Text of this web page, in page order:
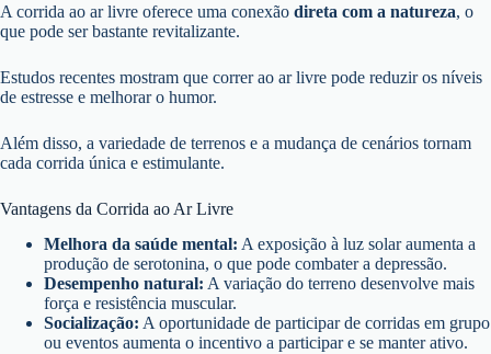
A corrida ao ar livre oferece uma conexão direta com a natureza, o
que pode ser bastante revitalizante.
Estudos recentes mostram que correr ao ar livre pode reduzir os níveis
de estresse e melhorar o humor.
Além disso, a variedade de terrenos e a mudança de cenários tornam
cada corrida única e estimulante.
Vantagens da Corrida ao Ar Livre
Melhora da saúde mental: A exposição à luz solar aumenta a
produção de serotonina, o que pode combater a depressão.
Desempenho natural: A variação do terreno desenvolve mais
força e resistência muscular.
Socialização: A oportunidade de participar de corridas em grupo
ou eventos aumenta o incentivo a participar e se manter ativo.